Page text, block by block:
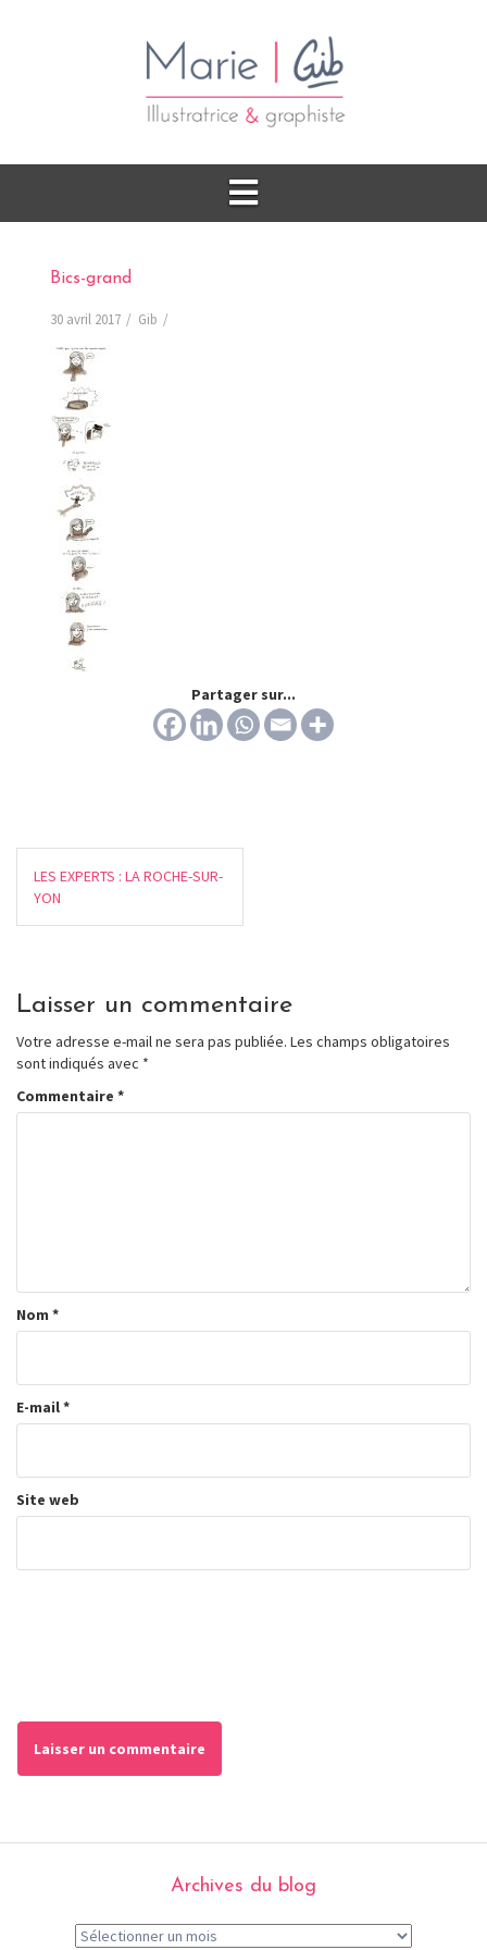
Bics-grand
30 avril 2017 Gib
Partager sur...
LES EXPERTS : LA ROCHE-SUR-
YON
Laisser un commentaire
Votre adresse e-mail ne sera pas publiée. Les champs obligatoires
sont indiqués avec *
Commentaire *
Nom *
E-mail*
Site web
Archives du blog